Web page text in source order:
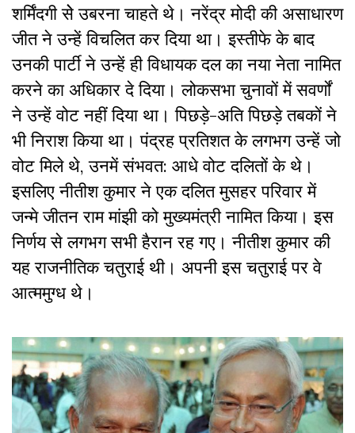
शर्मिंदगी सेे उबरना चाहते थे। नरेंद्र मोदी की असाधारण
जीत ने उन्हें विचलित कर दिया था। इस्तीफे के बाद
उनकी पार्टी ने उन्हें ही विधायक दल का नया नेता नामित
करने का अधिकार दे दिया। लोकसभा चुनावों में सवर्णों
ने उन्हें वोट नहीं दिया था। पिछड़े-अति पिछड़े तबकों ने
भी निराश किया था। पंद्रह प्रतिशत के लगभग उन्हें जो
वोट मिले थे, उनमें संभवत: आधे वोट दलितों के थे।
इसलिए नीतीश कुमार ने एक दलित मुसहर परिवार में
जन्मे जीतन राम मांझी को मुख्यमंत्री नामित किया। इस
निर्णय से लगभग सभी हैरान रह गए। नीतीश कुमार की
यह राजनीतिक चतुराई थी। अपनी इस चतुराई पर वे
आत्ममुग्ध थे।